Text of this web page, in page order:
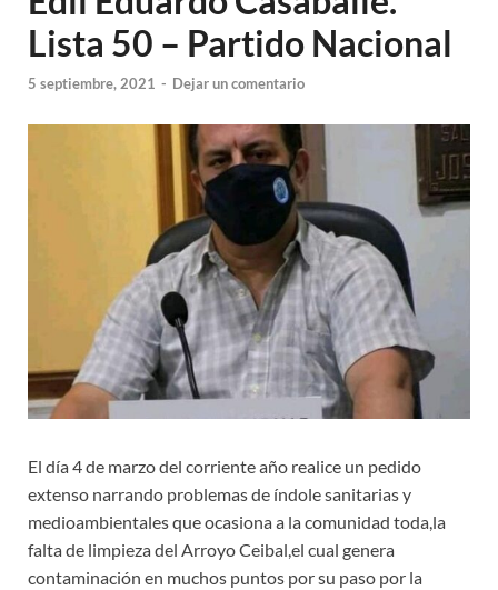
Lista 50 – Partido Nacional
5 septiembre, 2021 - Dejar un comentario
El día 4 de marzo del corriente año realice un pedido
extenso narrando problemas de índole sanitarias y
medioambientales que ocasiona a la comunidad toda,la
falta de limpieza del Arroyo Ceibal,el cual genera
contaminación en muchos puntos por su paso por la